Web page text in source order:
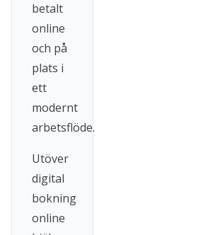
betalt
online
och på
plats i
ett
modernt
arbetsflöde.
Utöver
digital
bokning
online